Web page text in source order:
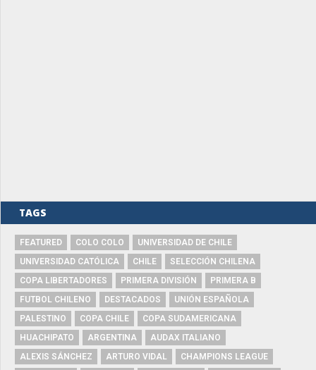
TAGS
FEATURED COLO COLO
UNIVERSIDAD DE CHILE
UNIVERSIDAD CATÓLICA
CHILE
SELECCIÓN CHILENA
COPA LIBERTADORES
PRIMERA DIVISIÓN
PRIMERA B
FUTBOL CHILENO
DESTACADOS
UNIÓN ESPAÑOLA
PALESTINO
COPA CHILE
COPA SUDAMERICANA
HUACHIPATO
ARGENTINA
AUDAX ITALIANO
ALEXIS SÁNCHEZ
ARTURO VIDAL
CHAMPIONS LEAGUE